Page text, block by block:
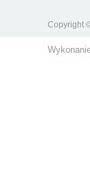
Copyright